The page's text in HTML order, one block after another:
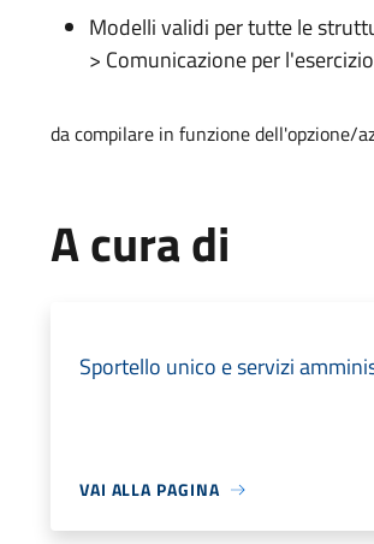
Modelli validi per tutte le
> Comunicazione per
da compilare in funzione dell'opzione/
A cura di
Sportello unico e servizi
VAI ALLA PAGINA